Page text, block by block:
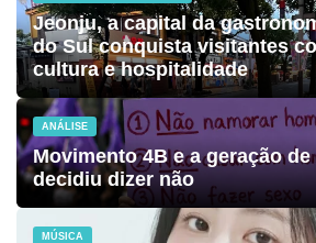
Jeonju, a capital da
do Sul conquista visitantes
cultura e hospitalidade
ANÁLISE
Movimento 4B e a geração
decidiu dizer não
MÚSICA